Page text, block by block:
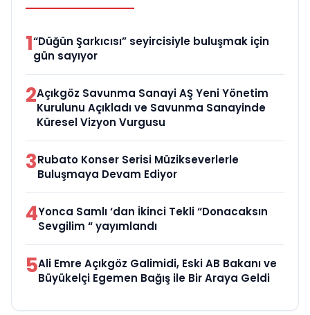
1“Düğün Şarkıcısı” seyircisiyle buluşmak için
gün sayıyor
2Açıkgöz Savunma Sanayi AŞ Yeni Yönetim
Kurulunu Açıkladı ve Savunma Sanayinde
Küresel Vizyon Vurgusu
3Rubato Konser Serisi Müzikseverlerle
Buluşmaya Devam Ediyor
4Yonca Samlı ‘dan İkinci Tekli “Donacaksın
Sevgilim “ yayımlandı
5Ali Emre Açıkgöz Galimidi, Eski AB Bakanı ve
Büyükelçi Egemen Bağış ile Bir Araya Geldi